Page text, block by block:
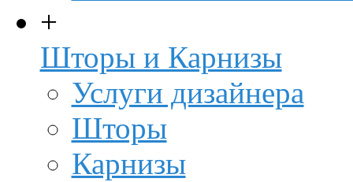
+
Шторы и Карнизы
Услуги дизайнера
Шторы
Карнизы